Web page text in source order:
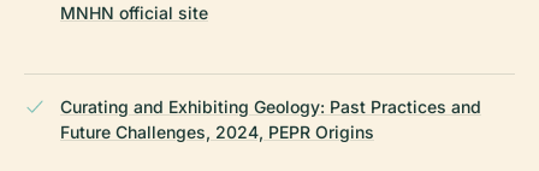
MNHN official site
Curating and Exhibiting Geology: Past Practices and
Future Challenges, 2024, PEPR Origins